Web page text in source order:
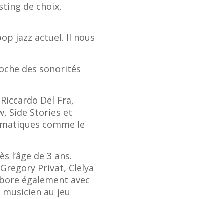
de choix,
jazz actuel. Il nous
des sonorités
Del Fra,
Side Stories et
comme le
l’âge de 3 ans.
Privat, Clelya
également avec
au jeu